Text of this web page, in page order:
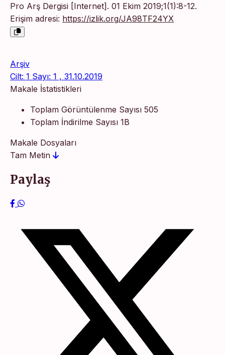
Pro Arş Dergisi [Internet]. 01 Ekim 2019;1(1):8-12.
Erişim adresi: https://izlik.org/JA98TF24YX
Arşiv
Cilt: 1 Sayı: 1 , 31.10.2019
Makale İstatistikleri
Toplam Görüntülenme Sayısı 505
Toplam İndirilme Sayısı 1B
Makale Dosyaları
Tam Metin
Paylaş